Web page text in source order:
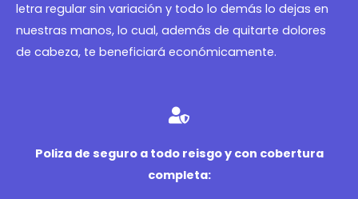
letra regular sin variación y todo lo demás lo dejas en
nuestras manos, lo cual, además de quitarte dolores
de cabeza, te beneficiará económicamente.
Poliza de seguro a todo reisgo y con cobertura
completa: